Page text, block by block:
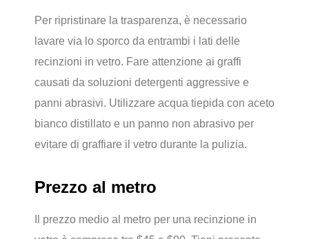
Per ripristinare la trasparenza, è necessario
lavare via lo sporco da entrambi i lati delle
recinzioni in vetro. Fare attenzione ai graffi
causati da soluzioni detergenti aggressive e
panni abrasivi. Utilizzare acqua tiepida con aceto
bianco distillato e un panno non abrasivo per
evitare di graffiare il vetro durante la pulizia.
Prezzo al metro
Il prezzo medio al metro per una recinzione in